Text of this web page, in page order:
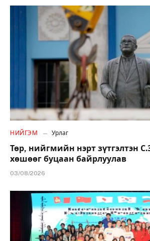
НИЙГЭМ Урлаг
Төр, нийгмийн нэрт зүтгэлтэн
хөшөөг буцаан байрлуулав
03/08/2026